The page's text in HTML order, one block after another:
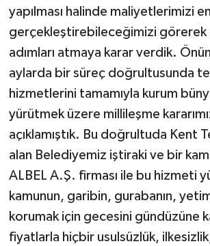
yapılması halinde maliyetlerimizi
gerçekleştirebileceğimizi görerek
adımları atmaya karar verdik.
aylarda bir süreç doğrultusunda
hizmetlerini tamamıyla kurum
yürütmek üzere millileşme
açıklamıştık. Bu doğrultuda Kent
alan Belediyemiz iştiraki ve bir
ALBEL A.Ş. firması ile bu hizmeti
kamunun, garibin, gurabanın,
korumak için gecesini gündüzüne
fiyatlarla hiçbir usulsüzlük,